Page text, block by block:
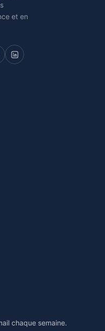
et en
chaque semaine.